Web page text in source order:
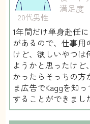
20代男性
満足度
1年間だけ単身赴任
があるので、仕事用
けど、欲しいやつは
ようかと思ったけ
かったらそっちの方
ま広告でKaggを知
することができまし